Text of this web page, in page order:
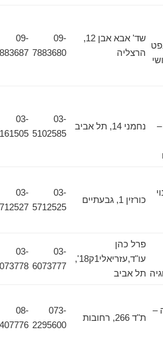
שד' אבא אבן 12,
הרצליה
7883680
7883687
נחמני 14, תל אביב
5102585
5161505
כורזין 1, גבעתיים
5712525
5712527
פרל כהן
עו"ד,עזריאלי1ק18',
תל אביב
6073777
6073778
073-
2295600
9407776